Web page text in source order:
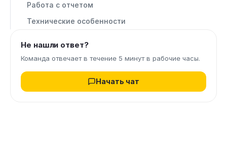
Работа с отчетом
Технические особенности
Не нашли ответ?
Команда отвечает в течение 5 минут в рабочие часы.
Начать чат